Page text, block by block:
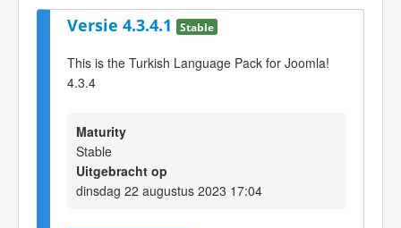
Versie 4.3.4.1 Stable
This is the Turkish Language Pack for Joomla!
4.3.4
Maturity
Stable
Uitgebracht op
dinsdag 22 augustus 2023 17:04